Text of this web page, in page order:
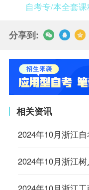
自考专/本全套
分享到:
相关资讯
2024年10月浙江
2024年10月浙江